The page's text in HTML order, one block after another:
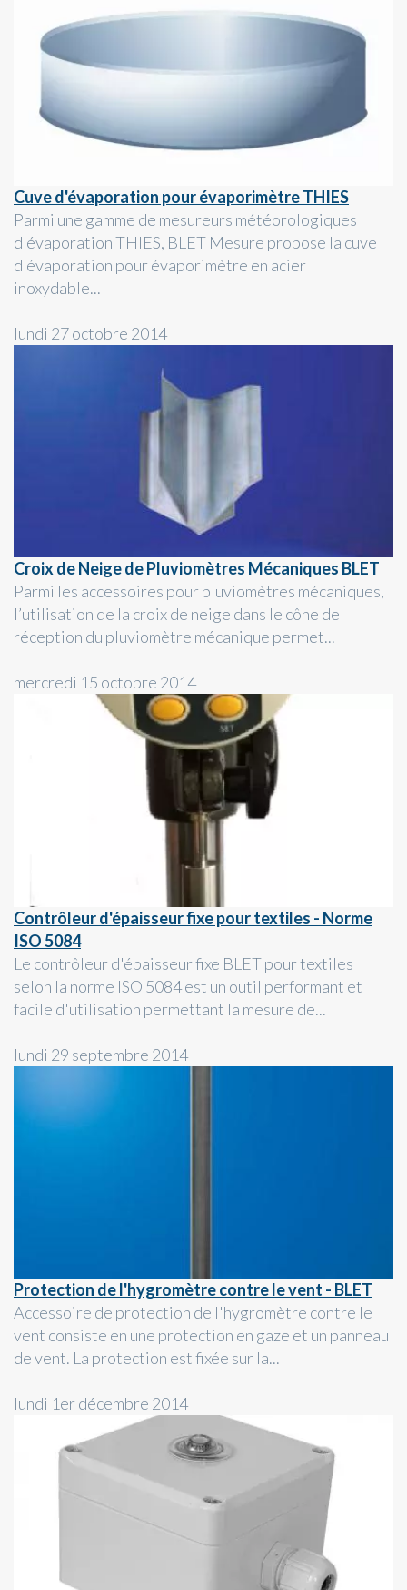
Cuve d'évaporation pour évaporimètre THIES
Parmi une gamme de mesureurs météorologiques
d'évaporation THIES, BLET Mesure propose la cuve
d'évaporation pour évaporimètre en acier
inoxydable...
lundi 27 octobre 2014
Croix de Neige de Pluviomètres Mécaniques BLET
Parmi les accessoires pour pluviomètres mécaniques,
l’utilisation de la croix de neige dans le cône de
réception du pluviomètre mécanique permet...
mercredi 15 octobre 2014
Contrôleur d'épaisseur fixe pour textiles - Norme
ISO 5084
Le contrôleur d'épaisseur fixe BLET pour textiles
selon la norme ISO 5084 est un outil performant et
facile d'utilisation permettant la mesure de...
lundi 29 septembre 2014
Protection de l'hygromètre contre le vent - BLET
Accessoire de protection de l'hygromètre contre le
vent consiste en une protection en gaze et un panneau
de vent. La protection est fixée sur la...
lundi 1er décembre 2014